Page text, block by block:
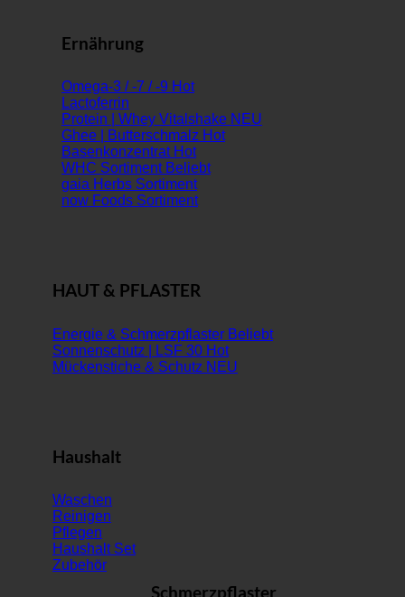
Ernährung
Omega-3 / -7 / -9
Lactoferrin
Protein | Whey Vitalshake
Ghee | Butterschmalz
Basenkonzentrat
WHC Sortiment
gaia Herbs Sortiment
now Foods Sortiment
HAUT & PFLASTER
Energie & Schmerzpflaster
Sonnenschutz | LSF 30
Mückenstiche & Schutz
Haushalt
Waschen
Reinigen
Pflegen
Haushalt Set
Zubehör
Schmerzpflaster